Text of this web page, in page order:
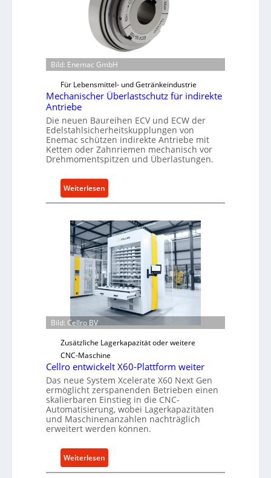
Bild: Enemac GmbH
Für Lebensmittel- und Getränkeindustrie
Mechanischer Überlastschutz für indirekte
Antriebe
Die neuen Baureihen ECV und ECW der
Edelstahlsicherheitskupplungen von
Enemac schützen indirekte Antriebe mit
Ketten oder Zahnriemen mechanisch vor
Drehmomentspitzen und Überlastungen.
Weiterlesen:
M
c
h
a
n
i
s
h
e
r
Ü
b
e
r
l
a
s
s
c
Bild: Cellro BV
Zusätzliche Lagerkapazität oder weitere
CNC-Maschine
Cellro entwickelt X60-Plattform weiter
Das neue System Xcelerate X60 Next Gen
ermöglicht zerspanenden Betrieben einen
skalierbaren Einstieg in die CNC-
Automatisierung, wobei Lagerkapazitäten
und Maschinenanzahlen nachträglich
erweitert werden können.
Weiterlesen:
C